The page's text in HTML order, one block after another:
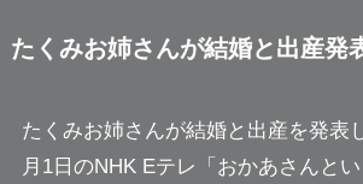
たくみお姉さんが結婚と出産発
たくみお姉さんが結婚と出産を発表
月1日のNHK Eテレ「おかあさんと